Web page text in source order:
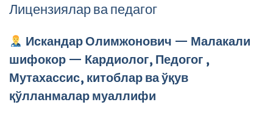
Лицензиялар ва педагог
Искандар Олимжонович — Малакали
шифокор — Кардиолог, Педогог ,
Мутахассис, китоблар ва ўқув
қўлланмалар муаллифи